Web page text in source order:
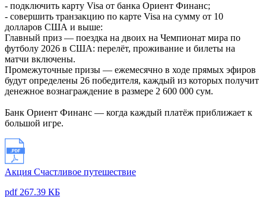
- подключить карту Visa от банка Ориент Финанс;
- совершить транзакцию по карте Visa на сумму от 10
долларов США и выше:
Главный приз — поездка на двоих на Чемпионат мира по
футболу 2026 в США: перелёт, проживание и билеты на
матчи включены.
Промежуточные призы — ежемесячно в ходе прямых эфиров
будут определены 26 победителя, каждый из которых получит
денежное вознаграждение в размере 2 600 000 сум.
Банк Ориент Финанс — когда каждый платёж приближает к
большой игре.
Акция Счастливое путешествие
pdf 267.39 КБ